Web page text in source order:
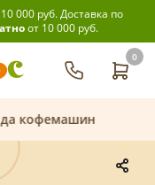
000 руб.Доставка по
от 10 000 руб.
0
График приёма